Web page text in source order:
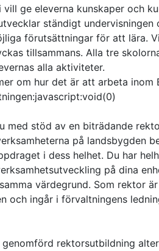
vill ge eleverna kunskaper och
ständigt
förutsättningar för att lära.
tillsammans. Alla tre
alla aktiviteter.
om hur det är att arbeta inom
med stöd av en biträdande
på landsbygden
i dess helhet. Du har
på dina
värdegrund. Som rektor
och ingår i förvaltningens
rektorsutbildning